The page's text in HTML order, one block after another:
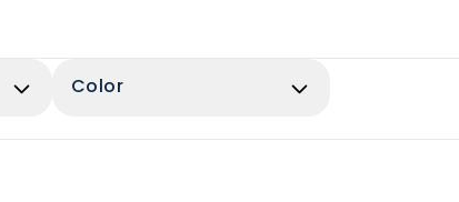
Color